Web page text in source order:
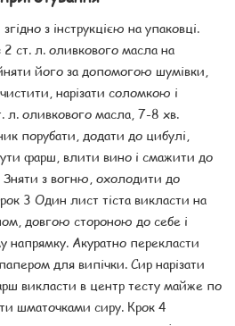
з інструкцією на упаковці.
ст. л. оливкового масла на
його за допомогою шумівки,
нарізати соломкою і
л. оливкового масла, 7-8 хв.
порубати, додати до цибулі,
фарш, влити вино і смажити до
Зняти з вогню, охолодити до
3 Один лист тіста викласти на
довгою стороною до себе і
напрямку. Акуратно перекласти
для випічки. Сир нарізати
викласти в центр тесту майже по
шматочками сиру. Крок 4